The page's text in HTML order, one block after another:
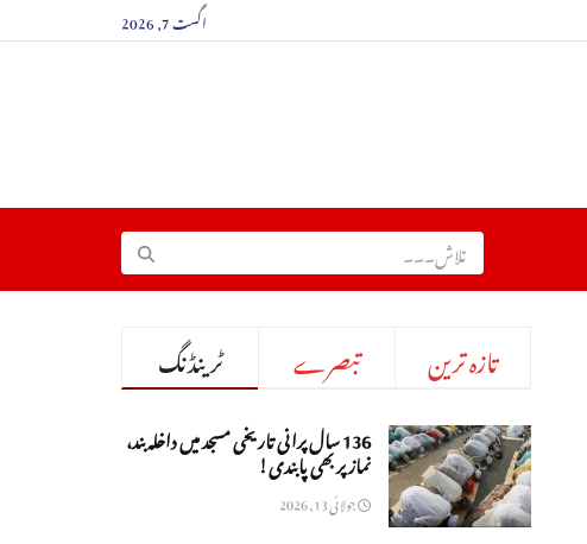
اگست 7, 2026
ٹرینڈنگ تبصرے تازہ ترین
136 سال پرانی تاریخی مسجد میں داخلہ بند،
نماز پر بھی پابندی!
جولائی 13, 2026